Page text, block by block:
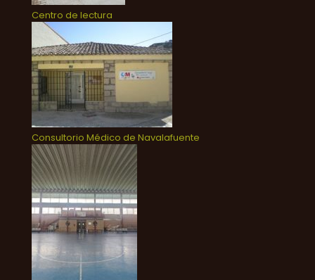
Centro de lectura
Consultorio Médico de Navalafuente